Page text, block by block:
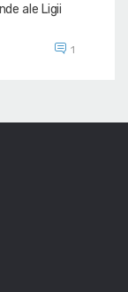
ale Ligii
1